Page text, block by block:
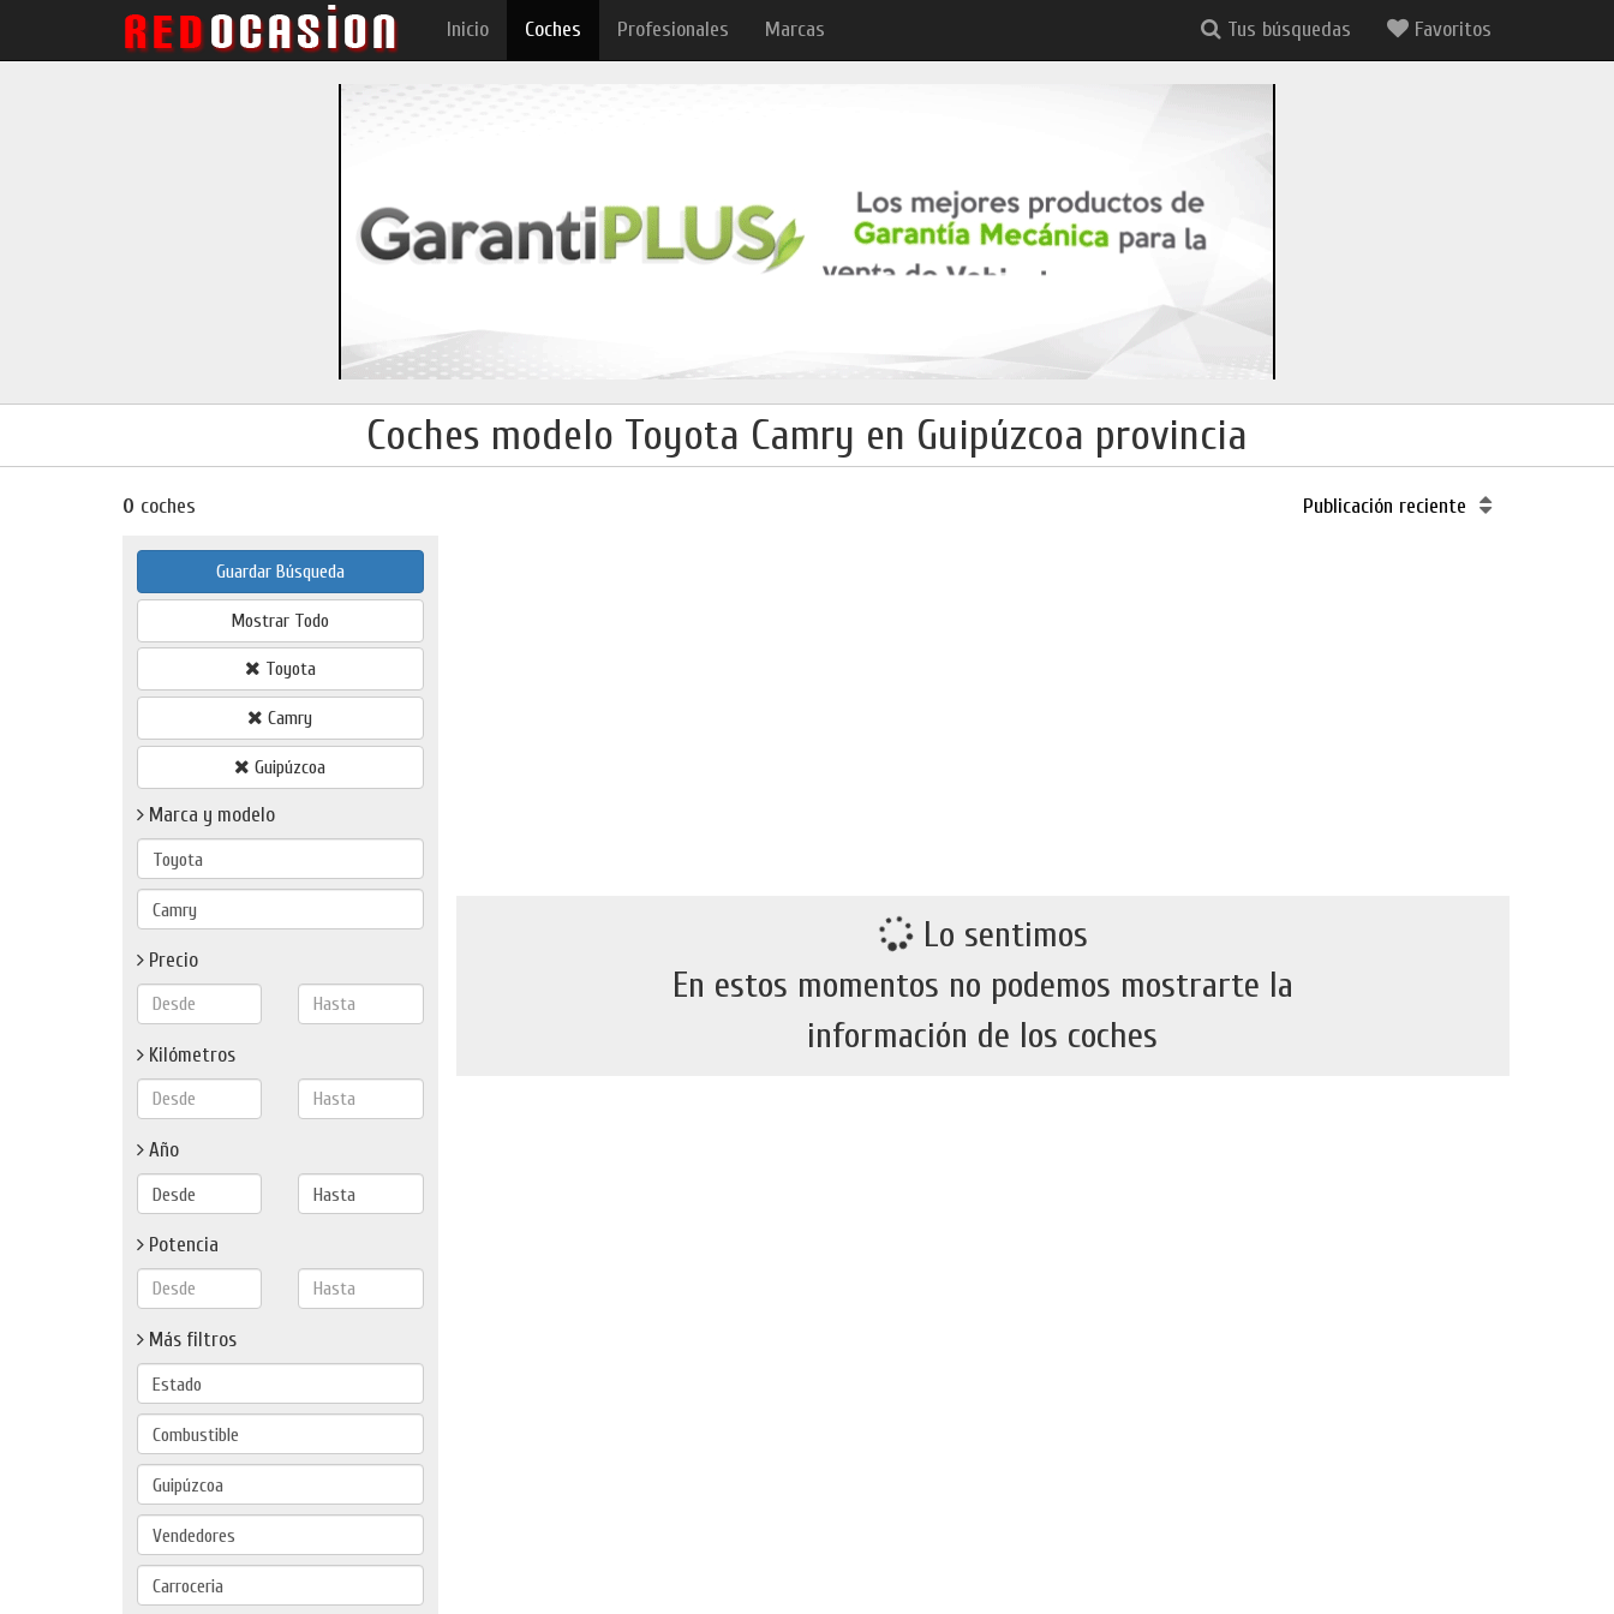
Inicio Coches Profesionales Marcas Tus búsquedas Favoritos
Coches modelo Toyota Camry en Guipúzcoa provincia
0 coches Publicación reciente
Guardar Búsqueda
Mostrar Todo
Toyota
Camry
Guipúzcoa
Marca y modelo
Precio
Kilómetros
Año
Potencia
Más filtros
Lo sentimos
En estos momentos no podemos mostrarte la
información de los coches